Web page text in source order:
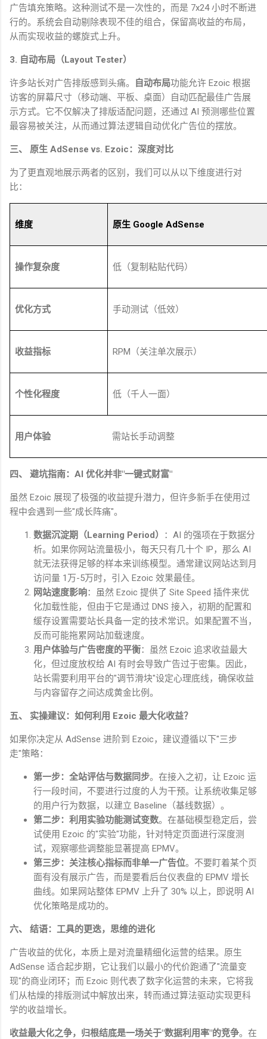
广告填充策略。这种测试不是一次性的，而是 7x24小时不断进
行的。系统会自动剔除表现不佳的组合，保留高收益的布局，
从而实现收益的螺旋式上升。
3. 自动布局（Layout Tester）
许多站长对广告排版感到头痛。 自动布局功能允许 Ezoic 根据
访客的屏幕尺寸（移动端、平板、桌面）自动匹配最佳广告展
示方式。它不仅解决了排版适配问题，还通过 AI 预测哪些位置
最容易被关注，从而通过算法逻辑自动优化广告位的摆放。
三、 原生 AdSense vs. Ezoic：深度对比
为了更直观地展示两者的区别，我们可以从以下维度进行对
比：
维度 原生 Google AdSense
操作复杂度 低（复制粘贴代码）
优化方式 手动测试（低效）
收益指标 RPM （关注单次展示）
个性化程度 低（千人一面）
用户体验 需站长手动调整
四、 避坑指南： AI 优化并非"一键式财富"
虽然 Ezoic 展现了极强的收益提升潜力，但许多新手在使用过
程中会遇到一些"成长阵痛"。
数据沉淀期（Learning Period） ： AI 的强项在于数据分
析。如果你网站流量极小，每天只有几十个 IP，那么 AI
就无法获得足够的样本来训练模型。通常建议网站达到月
访问量 1 万-5万时，引入 Ezoic 效果最佳。
网站速度影响：虽然 Ezoic 提供了 Site Speed 插件来优
化加载性能，但由于它是通过 DNS 接入，初期的配置和
缓存设置需要站长具备一定的技术常识。如果配置不当，
反而可能拖累网站加载速度。
用户体验与广告密度的平衡：虽然 Ezoic 追求收益最大
化，但过度放权给 AI 有时会导致广告过于密集。因此，
站长需要利用平台的"调节滑块"设定心理底线，确保收益
与内容留存之间达成黄金比例。
五、 实操建议：如何利用 Ezoic 最大化收益？
如果你决定从 AdSense 进阶到 Ezoic，建议遵循以下"三步
走"策略：
第一步：全站评估与数据同步。在接入之初，让 Ezoic 运
行一段时间，不要进行过度的人为干预。让系统收集足够
的用户行为数据，以建立 Baseline （基线数据）。
第二步：利用实验功能测试变数。在基础模型稳定后，尝
试使用 Ezoic 的"实验"功能，针对特定页面进行深度测
试，观察哪些调整能显著提高 EPMV。
第三步：关注核心指标而非单一广告位。不要盯着某个页
面有没有展示广告，而是要看后台仪表盘的 EPMV 增长
曲线。如果网站整体 EPMV 上升了 30% 以上，即说明 AI
优化策略是成功的。
六、 结语：工具的更迭，思维的进化
广告收益的优化，本质上是对流量精细化运营的结果。原生
AdSense 适合起步期，它让我们以最小的代价跑通了"流量变
现"的商业闭环；而 Ezoic 则代表了数字化运营的未来，它将我
们从枯燥的排版测试中解放出来，转而通过算法驱动实现更科
学的收益增长。
收益最大化之争，归根结底是一场关于"数据利用率"的竞争。在